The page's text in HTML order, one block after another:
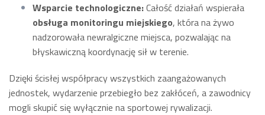
Wsparcie technologiczne:Całość działań wspierała
obsługa monitoringu miejskiego, która na żywo
nadzorowała newralgiczne miejsca, pozwalając na
błyskawiczną koordynację sił w terenie.
Dzięki ścisłej współpracy wszystkich zaangażowanych
jednostek, wydarzenie przebiegło bez zakłóceń, a zawodnicy
mogli skupić się wyłącznie na sportowej rywalizacji.